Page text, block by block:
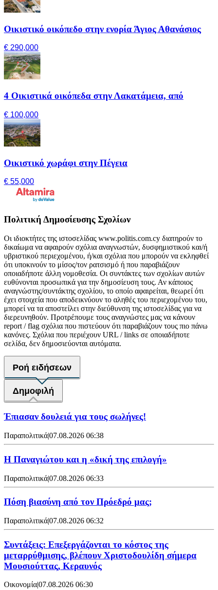
Οικιστικό οικόπεδο στην ενορία Άγιος Αθανάσιος
€ 290,000
4 Οικιστικά οικόπεδα στην Λακατάμεια, από
€ 100,000
Οικιστικό χωράφι στην Πέγεια
€ 55,000
Πολιτική Δημοσίευσης Σχολίων
Οι ιδιοκτήτες της ιστοσελίδας www.politis.com.cy διατηρούν το
δικαίωμα να αφαιρούν σχόλια αναγνωστών, δυσφημιστικού και/ή
υβριστικού περιεχομένου, ή/και σχόλια που μπορούν να εκληφθεί
ότι υποκινούν το μίσος/τον ρατσισμό ή που παραβιάζουν
οποιαδήποτε άλλη νομοθεσία. Οι συντάκτες των σχολίων αυτών
ευθύνονται προσωπικά για την δημοσίευση τους. Αν κάποιος
αναγνώστης/συντάκτης σχολίου, το οποίο αφαιρείται, θεωρεί ότι
έχει στοιχεία που αποδεικνύουν το αληθές του περιεχομένου του,
μπορεί να τα αποστείλει στην διεύθυνση της ιστοσελίδας για να
διερευνηθούν. Προτρέπουμε τους αναγνώστες μας να κάνουν
report / flag σχόλια που πιστεύουν ότι παραβιάζουν τους πιο πάνω
κανόνες. Σχόλια που περιέχουν URL / links σε οποιαδήποτε
σελίδα, δεν δημοσιεύονται αυτόματα.
Ροή ειδήσεων
Δημοφιλή
Έπιασαν δουλειά για τους σωλήνες!
Παραπολιτικά|07.08.2026 06:38
Η Παναγιώτου και η «δική της επιλογή»
Παραπολιτικά|07.08.2026 06:33
Πόση βιασύνη από τον Πρόεδρό μας;
Παραπολιτικά|07.08.2026 06:32
Συντάξεις: Επεξεργάζονται το κόστος της
μεταρρύθμισης, βλέπουν Χριστοδουλίδη σήμερα
Μουσιούττας, Κεραυνός
Οικονομία07.08.2026 06:30